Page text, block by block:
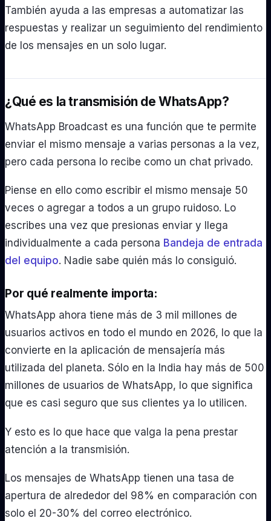
También ayuda a las empresas a automatizar las
respuestas y realizar un seguimiento del rendimiento
de los mensajes en un solo lugar.
¿Qué es la transmisión de WhatsApp?
WhatsApp Broadcast es una función que te permite
enviar el mismo mensaje a varias personas a la vez,
pero cada persona lo recibe como un chat privado.
Piense en ello como escribir el mismo mensaje 50
veces o agregar a todos a un grupo ruidoso. Lo
escribes una vez que presionas enviar y llega
individualmente a cada persona Bandeja de entrada
del equipo. Nadie sabe quién más lo consiguió.
Por qué realmente importa:
WhatsApp ahora tiene más de 3 mil millones de
usuarios activos en todo el mundo en 2026, lo que la
convierte en la aplicación de mensajería más
utilizada del planeta. Sólo en la India hay más de 500
millones de usuarios de WhatsApp, lo que significa
que es casi seguro que sus clientes ya lo utilicen.
Y esto es lo que hace que valga la pena prestar
atención a la transmisión.
Los mensajes de WhatsApp tienen una tasa de
apertura de alrededor del 98% en comparación con
solo el 20-30% del correo electrónico.